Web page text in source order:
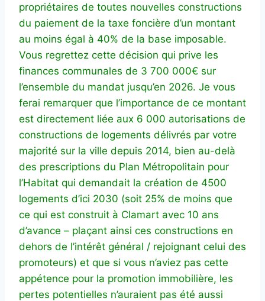
propriétaires de toutes nouvelles constructions
du paiement de la taxe foncière d’un montant
au moins égal à 40% de la base imposable.
Vous regrettez cette décision qui prive les
finances communales de 3 700 000€ sur
l’ensemble du mandat jusqu’en 2026. Je vous
ferai remarquer que l’importance de ce montant
est directement liée aux 6 000 autorisations de
constructions de logements délivrés par votre
majorité sur la ville depuis 2014, bien au-delà
des prescriptions du Plan Métropolitain pour
l’Habitat qui demandait la création de 4500
logements d’ici 2030 (soit 25% de moins que
ce qui est construit à Clamart avec 10 ans
d’avance – plaçant ainsi ces constructions en
dehors de l’intérêt général / rejoignant celui des
promoteurs) et que si vous n’aviez pas cette
appétence pour la promotion immobilière, les
pertes potentielles n’auraient pas été aussi